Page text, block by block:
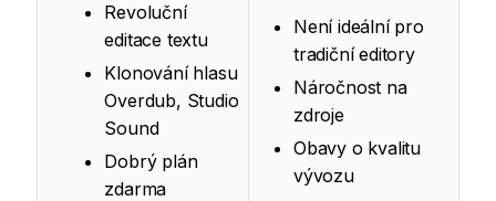
Revoluční
editace textu
Klonování hlasu
Overdub, Studio
Sound
Dobrý plán
zdarma
Není ideální pro
tradiční editory
Náročnost na
zdroje
Obavy o kvalitu
vývozu